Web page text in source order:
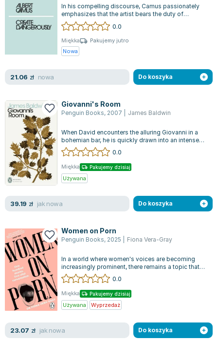
Katarzyna Miller
Antoine de Saint Exupery
Lew Tołstoj
Paulina Młynarska
ks. Piotr Pawlukiewicz
Piotr Latocha
Michael Scott
Piotr Semka
Jarosław Iwaszkiewicz
Joseph Murphy
Jan Sztaudynger
Aleksander Puszkin
Oscar Wilde
Małgorzata Ohme
Leszek Czarnecki
Joanna Racewicz
Maria Seweryn
Janina Zającówna
Eric Helms
Anna Prus (oprac.)
Nela Mała Reporterka
Agnieszka Maciąg
Barbara Wrzesińska
In his compelling discourse, Camus passionately
emphasizes that the artist bears the duty of
challenging norms, provoking thought,...
0.0
Miękka
Pakujemy jutro
Nowa
21.06 zł nowa Do koszyka
Giovanni's Room
Penguin Books, 2007 James Baldwin
When David encounters the alluring Giovanni in a
bohemian bar, he is quickly drawn into an intense
and passionate romance. However...
0.0
Miękka Pakujemy dzisiaj
Używana
39.19 zł jak nowa Do koszyka
Women on Porn
Penguin Books, 2025 Fiona Vera-Gray
In a world where women's voices are becoming
increasingly prominent, there remains a topic that
often goes unaddressed: pornograph...
0.0
Miękka Pakujemy dzisiaj
Używana Wyprzedaż
23.07 zł jak nowa Do koszyka